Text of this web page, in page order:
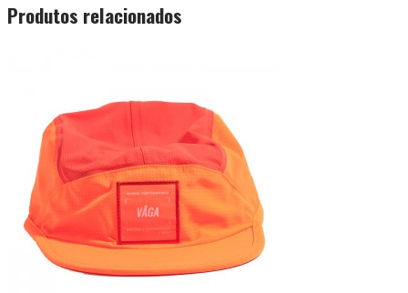
Produtos relacionados